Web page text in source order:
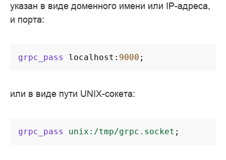
указан в виде доменного имени или IP-адреса,
и порта:
grpc_pass localhost : 9000 ;
или в виде пути UNIX-сокета:
grpc_pass unix:/tmp/grpc.socket ;